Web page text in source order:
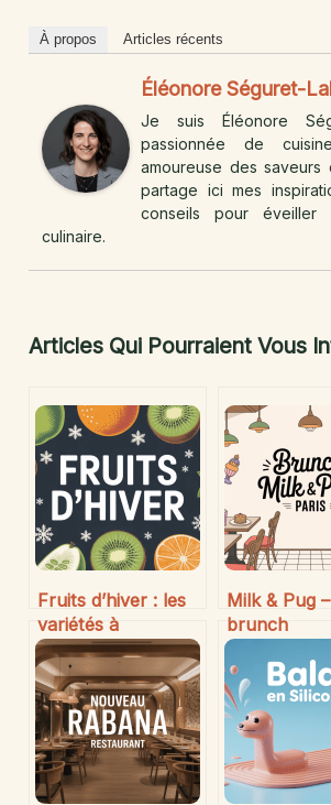
À propos Articles récents
Éléonore Séguret-
Je suis Éléonore
passionnée de
amoureuse des
partage ici mes
conseils pour éveiller
culinaire.
Articles Qui Pourraient Vous
Fruits d’hiver : les
variétés à
savourer, leurs
bienfaits et leur
saisonnalité
Milk & Pug –
brunch
ne pas
Paris